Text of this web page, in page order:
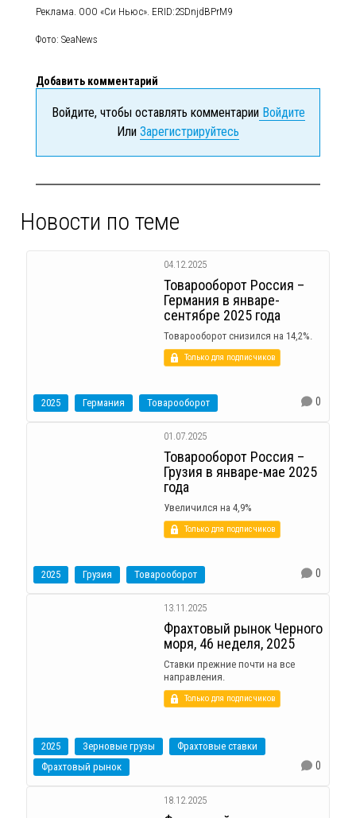
Реклама. ООО «Си Ньюс». ERID:2SDnjdBPrM9
Фото: SeaNews
Добавить комментарий
Войдите, чтобы оставлять комментарииВойдите
Или Зарегистрируйтесь
Новости по теме
04.12.2025
Товарооборот Россия –
Германия в январе-
сентябре 2025 года
Товарооборот снизился на 14,2%.
Только для подписчиков
2025 Германия Товарооборот 0
01.07.2025
Товарооборот Россия –
Грузия в январе-мае 2025
года
Увеличился на 4,9%
Только для подписчиков
2025 Грузия Товарооборот 0
13.11.2025
Фрахтовый рынок Черного
моря, 46 неделя, 2025
Ставки прежние почти на все
направления.
Только для подписчиков
2025 Зерновые грузы
Фрахтовые ставки
Фрахтовый рынок
0
18.12.2025